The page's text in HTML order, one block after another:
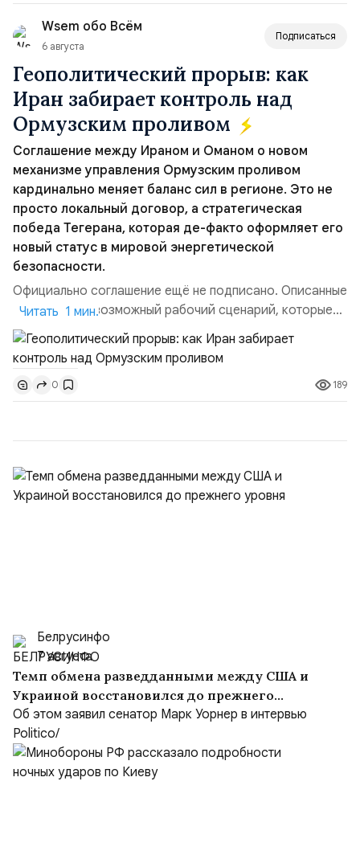
вопрос о собственном ядерном вооружении на
всеобщее обозрение, одновреме...
Wsem обо Всём
6 августа
Подписаться
Геополитический прорыв: как
Иран забирает контроль над
Ормузским проливом
Соглашение между Ираном и Оманом о новом
механизме управления Ормузским проливом
кардинально меняет баланс сил в регионе. Это не
просто локальный договор, а стратегическая
победа Тегерана, которая де-факто оформляет его
новый статус в мировой энергетической
безопасности.
Официально соглашение ещё не подписано. Описанные
пункты — это возможный рабочий сценарий, которые
скорее всего будут реализованы.Разбираем ключевые
тезисы и последствия этого соглашения:. 1. Новые
доли контроля (75 на 25). Было: Ранее Иран и Оман
контролировали пролив на паритетных началах —
50/50. Стало: Новое соглашение закрепляет за
Читать 1 мин.
0 189
Белрусинфо
7 августа
Темп обмена разведданными между США и
Украиной восстановился до прежнего
уровня
Об этом заявил сенатор Марк Уорнер в интервью
Politico/